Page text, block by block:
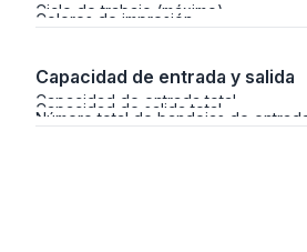
Ciclo de trabajo (máximo)
Colores de impresión
Capacidad de entrada y salida
Capacidad de entrada total
Capacidad de salida total
Número total de bandejas de